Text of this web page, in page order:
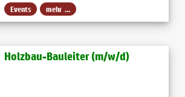
Events mehr ...
Holzbau-Bauleiter (m/w/d)